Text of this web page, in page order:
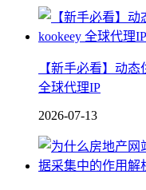
【新手必看】动
全球代理IP
2026-07-13